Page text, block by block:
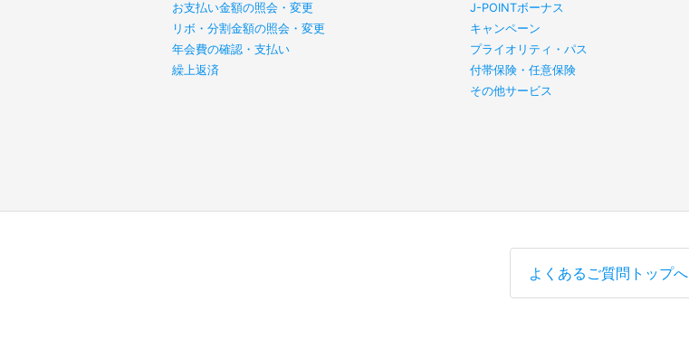
お支払い金額の照会・変更
リボ・分割金額の照会・変更
年会費の確認・支払い
繰上返済
J-POINTボーナス
キャンペーン
プライオリティ・パス
付帯保険・任意保険
その他サービス
よくあるご質問トップへ